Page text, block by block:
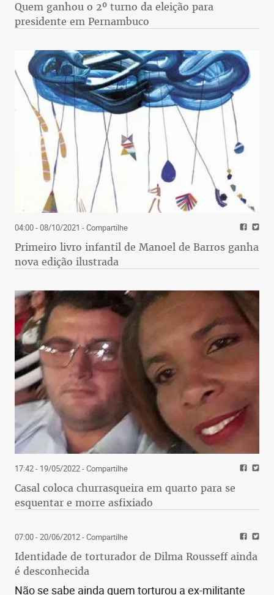
Quem ganhou o 2º turno da eleição para
presidente em Pernambuco
04:00 - 08/10/2021 - Compartilhe
Primeiro livro infantil de Manoel de Barros ganha
nova edição ilustrada
17:42 - 19/05/2022- Compartilhe
Casal coloca churrasqueira em quarto para se
esquentar e morre asfixiado
07:00 - 20/06/2012- Compartilhe
Identidade de torturador de Dilma Rousseff ainda
é desconhecida
Não se sabe ainda quem torturou a ex-militante